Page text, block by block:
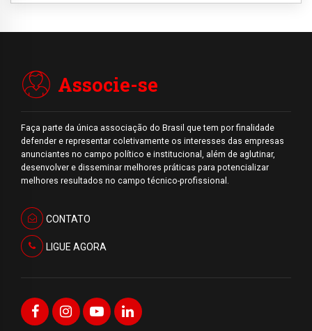
Associe-se
Faça parte da única associação do Brasil que tem por finalidade
defender e representar coletivamente os interesses das empresas
anunciantes no campo político e institucional, além de aglutinar,
desenvolver e disseminar melhores práticas para potencializar
melhores resultados no campo técnico-profissional.
CONTATO
LIGUE AGORA